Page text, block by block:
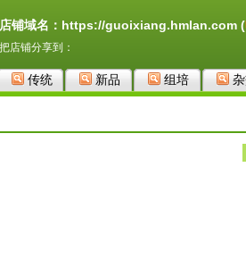
店铺域名：https://guoixiang.hmlan.com (
把店铺分享到：
传统 新品 组培